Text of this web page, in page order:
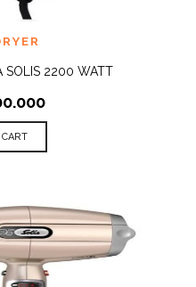
SOLIS 2200 WATT
CART